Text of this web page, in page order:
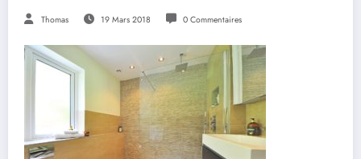
Thomas 19 Mars 2018 0 Commentaires